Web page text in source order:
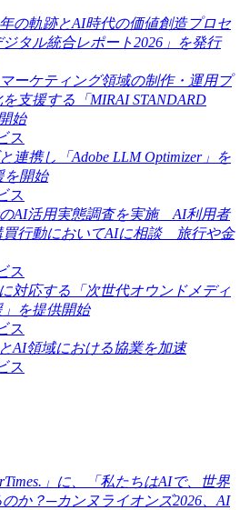
の軌跡とAI時代の価値創造プロセ
タル統合レポート2026」を発行
ーケティング領域の制作・運用プ
支援する「MIRAI STANDARD
始
ス
連携し「Adobe LLM Optimizer」を
を開始
ス
AI活用実態調査を実施 AI利用者
買行動においてAIに相談 旅行や金
ス
対応する「次世代オウンドメディ
を提供開始
ス
AI領域における協業を加速
ス
」に、「私たちはAIで、世界
か？─カンヌライオンズ2026、AI